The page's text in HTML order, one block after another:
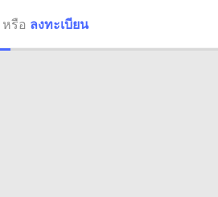
หรือ ลงทะเบียน